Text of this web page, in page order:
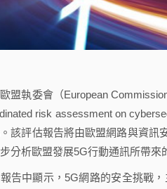
執委會（European
risk assessment on
該評估報告將由歐盟網路與資訊
分析歐盟發展5G行動通訊所帶來
中顯示，5G網路的安全挑戰，